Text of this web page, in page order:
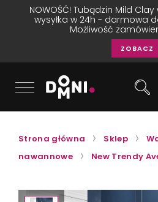
NOWOŚĆ! Tubądzin Mild Clay
wysyłka w 24h - darmowa
Możliwość
ZOBACZ
Strona główna Sklep
nawannowe
New Trendy